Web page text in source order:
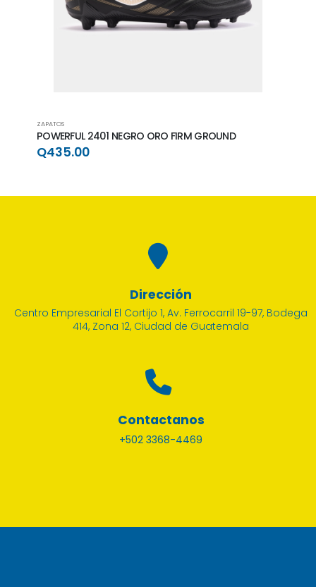
ZAPATOS
POWERFUL 2401 NEGRO ORO FIRM GROUND
Q435.00
Dirección
Centro Empresarial El Cortijo 1, Av. Ferrocarril 19-97, Bodega
414, Zona 12, Ciudad de Guatemala
Contactanos
+502 3368-4469